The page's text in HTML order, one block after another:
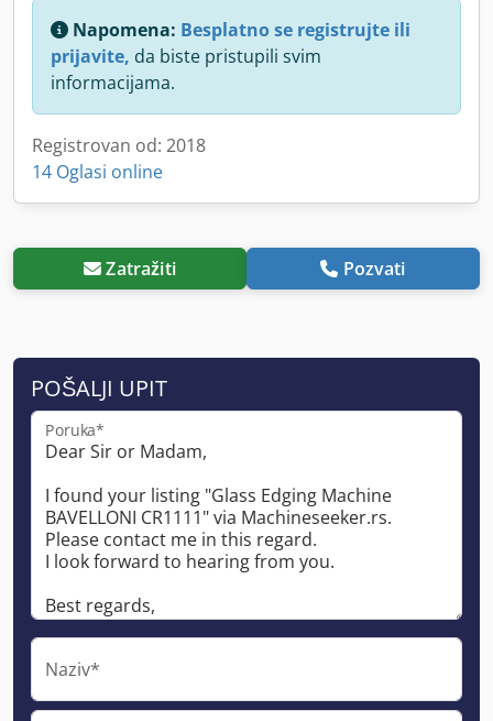
Napomena: Besplatno se registrujte ili
prijavite, da biste pristupili svim
informacijama.
Registrovan od: 2018
14 Oglasi online
Zatražiti Pozvati
POŠALJI UPIT
Poruka*
Naziv*